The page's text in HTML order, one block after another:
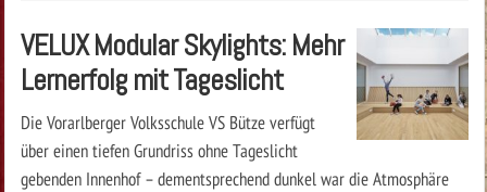
VELUX Modular Skylights: Mehr
Lernerfolg mit Tageslicht
Die Vorarlberger Volksschule VS Bütze verfügt
über einen tiefen Grundriss ohne Tageslicht
gebenden Innenhof – dementsprechend dunkel war die Atmosphäre